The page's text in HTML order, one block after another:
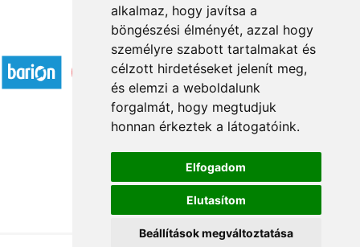
alkalmaz, hogy javítsa a
böngészési élményét, azzal hogy
személyre szabott tartalmakat és
célzott hirdetéseket jelenít meg,
és elemzi a weboldalunk
forgalmát, hogy megtudjuk
honnan érkeztek a látogatóink.
Elfogadom
Elutasítom
Beállítások megváltoztatása
Elfogadott fizetési módok
Á.SZ.F.
Impresszum
Adatkezelési tájékoztató